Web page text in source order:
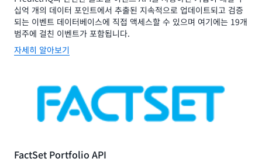
십억 개의 데이터 포인트에서 추출된 지속적으로 업데이트되고 검증
되는 이벤트 데이터베이스에 직접 액세스할 수 있으며 여기에는 19개
범주에 걸친 이벤트가 포함됩니다.
자세히 알아보기
FactSet Portfolio API